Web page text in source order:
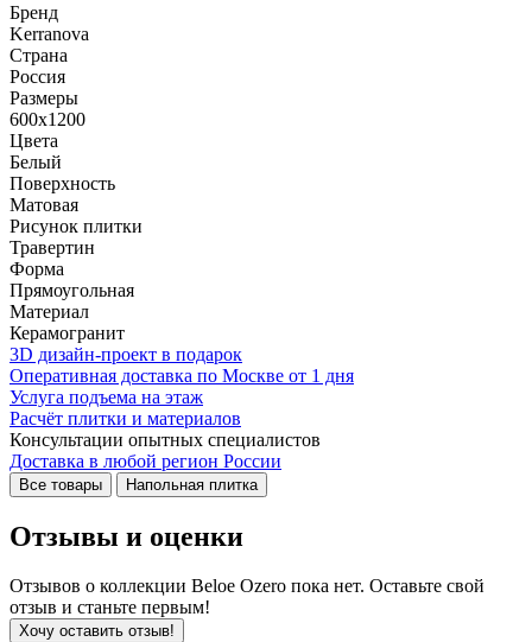
Бренд
Kerranova
Страна
Россия
Размеры
600x1200
Цвета
Белый
Поверхность
Матовая
Рисунок плитки
Травертин
Форма
Прямоугольная
Материал
Керамогранит
3D дизайн-проект в подарок
Оперативная доставка по Москве от 1 дня
Услуга подъема на этаж
Расчёт плитки и материалов
Консультации опытных специалистов
Доставка в любой регион России
Все товары Напольная плитка
Отзывы и оценки
Отзывов о коллекции Beloe Ozero пока нет. Оставьте свой
отзыв и станьте первым!
Хочу оставить отзыв!